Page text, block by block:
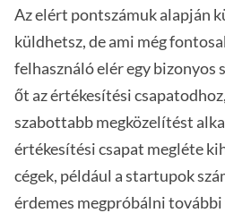
Az elért pontszámuk alapján
küldhetsz, de ami még
felhasználó elér egy
őt az értékesítési
szabottabb megközelítést
értékesítési csapat megléte
cégek, például a startupok
érdemes megpróbálni